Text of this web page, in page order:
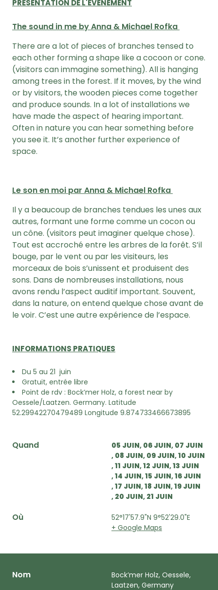
PRÉSENTATION DE L'ÉVÉNEMENT
The sound in me by Anna & Michael Rofka
There are a lot of pieces of branches tensed to
each other forming a shape like a cocoon or cone.
(visitors can immagine something). All is hanging
among trees in the forest. If it moves, by the wind
or by visitors, the wooden pieces come together
and produce sounds. In a lot of installations we
have made the aspect of hearing important.
Often in nature you can hear something before
you see it. It’s another further experience of
space.
Le son en moi par Anna & Michael Rofka
Il y a beaucoup de branches tendues les unes aux
autres, formant une forme comme un cocon ou
un cône. (visitors peut imaginer quelque chose).
Tout est accroché entre les arbres de la forêt. S’il
bouge, par le vent ou par les visiteurs, les
morceaux de bois s’unissent et produisent des
sons. Dans de nombreuses installations, nous
avons rendu l’aspect auditif important. Souvent,
dans la nature, on entend quelque chose avant de
le voir. C’est une autre expérience de l’espace.
INFORMATIONS PRATIQUES
Du 5 au 21 juin
Gratuit, entrée libre
Point de rdv : Bock’mer Holz, a forest near by
Oessele/Laatzen. Germany. Latitude
52.29942270479489 Longitude 9.874733466673895
Quand 05 JUIN 06 JUIN 07 JUIN
08 JUIN 09 JUIN 10 JUIN
11 JUIN 12 JUIN 13 JUIN
14 JUIN 15 JUIN 16 JUIN
17 JUIN 18 JUIN 19 JUIN
20 JUIN 21 JUIN
Où
52°17'57.9"N 9°52'29.0"E
+ Google Maps
Nom
Bock’mer Holz, Oessele,
Laatzen, Germany